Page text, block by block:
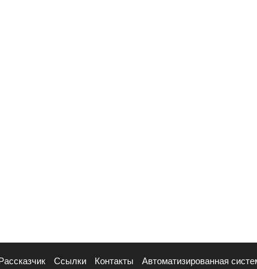
Ссылки Контакты Автоматизированная